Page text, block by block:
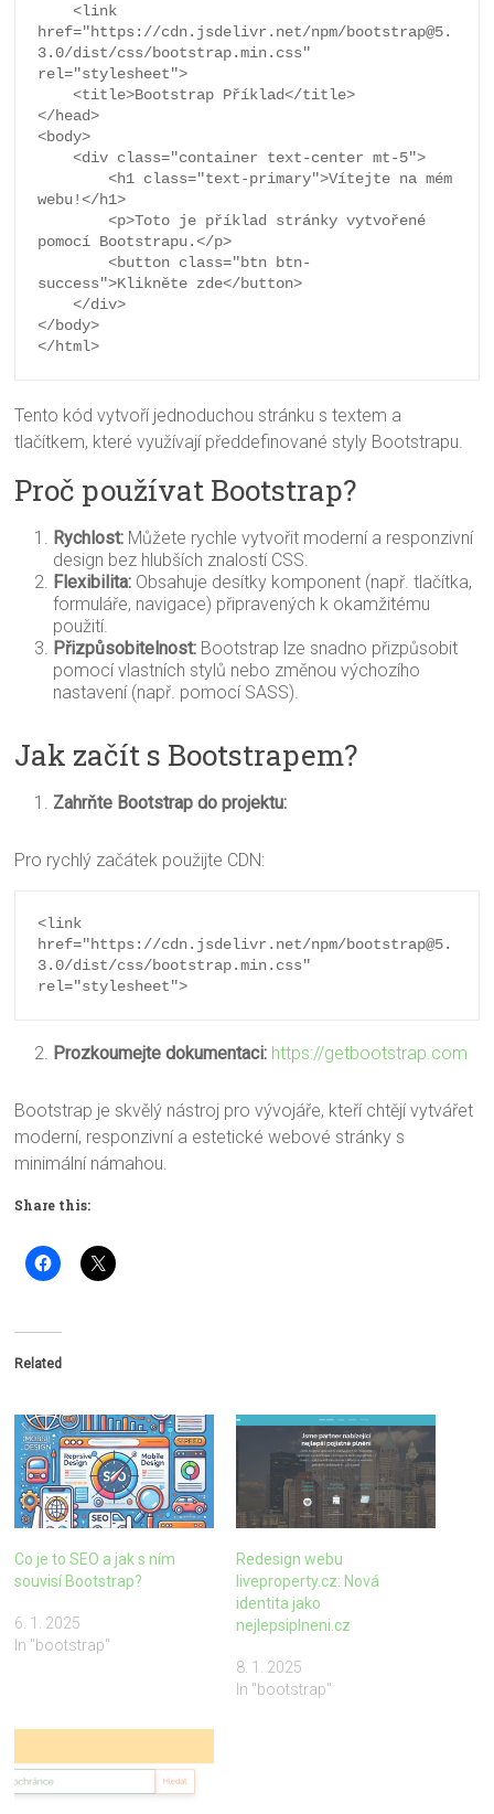
    <link
href="https://cdn.jsdelivr.net/npm/bootstrap@5.
3.0/dist/css/bootstrap.min.css"
rel="stylesheet">
    <title>Bootstrap Příklad</title>
</head>
<body>
    <div class="container text-center mt-5">
        <h1 class="text-primary">Vítejte na mém
webu!</h1>
        <p>Toto je příklad stránky vytvořené
pomocí Bootstrapu.</p>
        <button class="btn btn-
success">Klikněte zde</button>
    </div>
</body>
</html>
Tento kód vytvoří jednoduchou stránku s textem a
tlačítkem, které využívají předdefinované styly Bootstrapu.
Proč používat Bootstrap?
Rychlost: Můžete rychle vytvořit moderní a responzivní
design bez hlubších znalostí CSS.
Flexibilita: Obsahuje desítky komponent (např. tlačítka,
formuláře, navigace) připravených k okamžitému
použití.
Přizpůsobitelnost: Bootstrap lze snadno přizpůsobit
pomocí vlastních stylů nebo změnou výchozího
nastavení (např. pomocí SASS).
Jak začít s Bootstrapem?
Zahrňte Bootstrap do projektu:
Pro rychlý začátek použijte CDN:
<link
href="https://cdn.jsdelivr.net/npm/bootstrap@5.
3.0/dist/css/bootstrap.min.css"
rel="stylesheet">
Prozkoumejte dokumentaci: https://getbootstrap.com
Bootstrap je skvělý nástroj pro vývojáře, kteří chtějí vytvářet
moderní, responzivní a estetické webové stránky s
minimální námahou.
Share this:
Related
Co je to SEO a jak s ním
souvisí Bootstrap?
6. 1. 2025
In "bootstrap"
Redesign webu
liveproperty.cz: Nová
identita jako
nejlepsiplneni.cz
8. 1. 2025
In "bootstrap"